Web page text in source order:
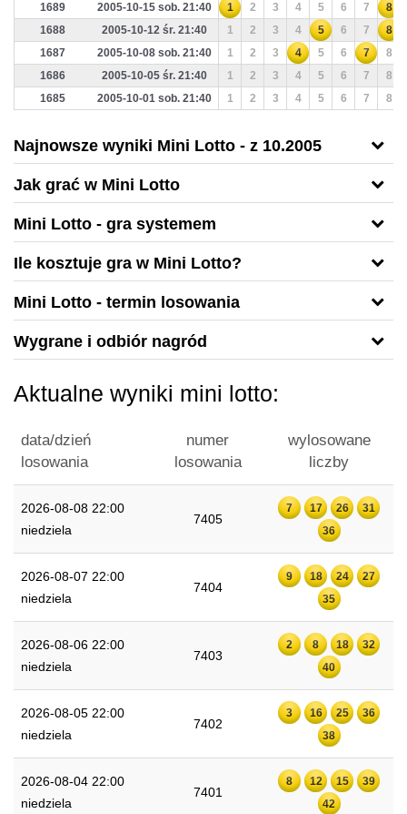
1689
2005-10-15 sob. 21:40 1 2 3 4 5 6 7
8
1688
2005-10-12 śr. 21:40 1 2 3 4 5 6 7
8
1687
2005-10-08 sob. 21:40 1 2 3 4 5 6 7
8
1686
2005-10-05 śr. 21:40 1 2 3 4 5 6 7
8
1685
2005-10-01 sob. 21:40 1 2 3 4 5 6 7 8
Najnowsze wyniki Mini Lotto - z 10.2005
Jak grać w Mini Lotto
Mini Lotto - gra systemem
Ile kosztuje gra w Mini Lotto?
Mini Lotto - termin losowania
Wygrane i odbiór nagród
Aktualne wyniki mini lotto:
data/dzień
losowania
numer
losowania
wylosowane
liczby
2026-08-08 22:00
niedziela
7405
7 17 26
31
36
2026-08-07 22:00
niedziela
7404
9 18 24
27
35
2026-08-06 22:00
niedziela
7403
2 8 18
32
40
2026-08-05 22:00
niedziela
7402
3 16 25
36
38
2026-08-04 22:00
niedziela
7401
8 12 15
39
42